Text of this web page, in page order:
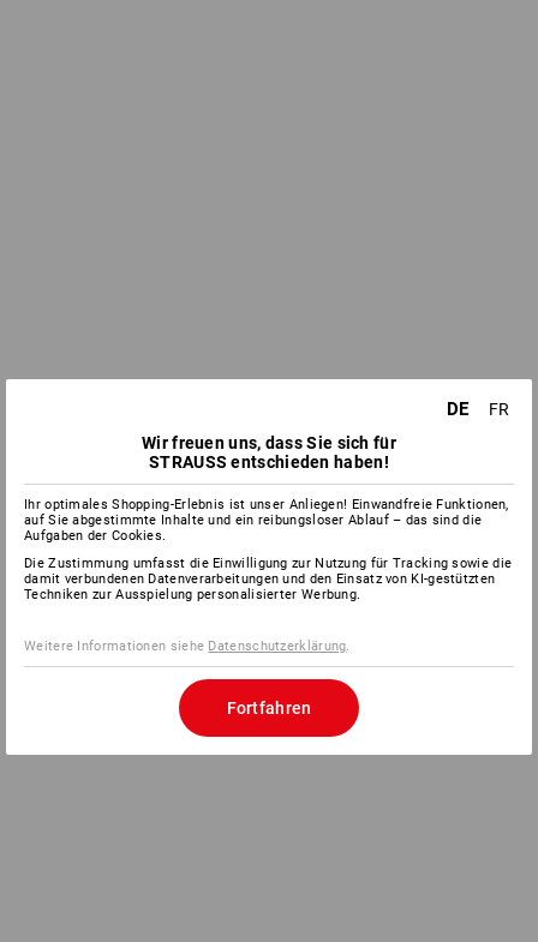
DE
FR
Wir freuen uns, dass Sie sich für
STRAUSS entschieden haben!
Ihr optimales Shopping-Erlebnis ist unser Anliegen! Einwandfreie Funktionen,
auf Sie abgestimmte Inhalte und ein reibungsloser Ablauf – das sind die
Aufgaben der Cookies.
Die Zustimmung umfasst die Einwilligung zur Nutzung für Tracking sowie die
damit verbundenen Datenverarbeitungen und den Einsatz von KI-gestützten
Techniken zur Ausspielung personalisierter Werbung.
Weitere Informationen siehe Datenschutzerklärung
Fortfahren